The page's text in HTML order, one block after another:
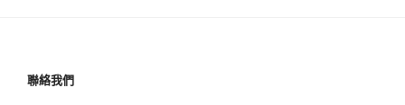
聯絡我們